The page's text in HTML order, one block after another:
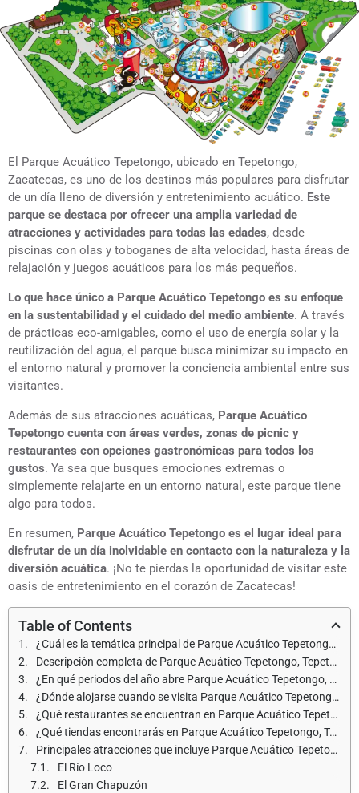
El Parque Acuático Tepetongo, ubicado en Tepetongo,
Zacatecas, es uno de los destinos más populares para disfrutar
de un día lleno de diversión y entretenimiento acuático. Este
parque se destaca por ofrecer una amplia variedad de
atracciones y actividades para todas las edades, desde
piscinas con olas y toboganes de alta velocidad, hasta áreas de
relajación y juegos acuáticos para los más pequeños.
Lo que hace único a Parque Acuático Tepetongo es su enfoque
en la sustentabilidad y el cuidado del medio ambiente. A través
de prácticas eco-amigables, como el uso de energía solar y la
reutilización del agua, el parque busca minimizar su impacto en
el entorno natural y promover la conciencia ambiental entre sus
visitantes.
Además de sus atracciones acuáticas, Parque Acuático
Tepetongo cuenta con áreas verdes, zonas de picnic y
restaurantes con opciones gastronómicas para todos los
gustos. Ya sea que busques emociones extremas o
simplemente relajarte en un entorno natural, este parque tiene
algo para todos.
En resumen, Parque Acuático Tepetongo es el lugar ideal para
disfrutar de un día inolvidable en contacto con la naturaleza y la
diversión acuática. ¡No te pierdas la oportunidad de visitar este
oasis de entretenimiento en el corazón de Zacatecas!
Table of Contents
¿Cuál es la temática principal de Parque Acuático Tepetongo, Tepetongo?
Descripción completa de Parque Acuático Tepetongo, Tepetongo
¿En qué periodos del año abre Parque Acuático Tepetongo, Tepetongo y cuáles son los horarios de apertura?
¿Dónde alojarse cuando se visita Parque Acuático Tepetongo, Tepetongo?
¿Qué restaurantes se encuentran en Parque Acuático Tepetongo, Tepetongo?
¿Qué tiendas encontrarás en Parque Acuático Tepetongo, Tepetongo?
Principales atracciones que incluye Parque Acuático Tepetongo, Tepetongo
El Río Loco
El Gran Chapuzón